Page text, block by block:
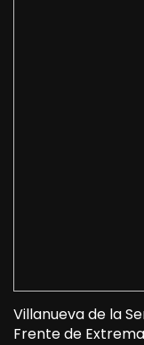
Villanueva de la
Frente de